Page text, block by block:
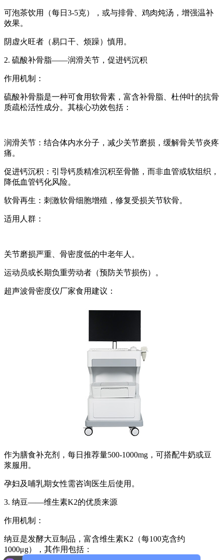
可泡茶饮用（每日3-5克），或与排骨、鸡肉炖汤，增强温补
效果。
阴虚火旺者（易口干、烦躁）慎用。
2. 硫酸补骨脂——润滑关节，促进钙沉积
作用机制：
硫酸补骨脂是一种可食用软骨素，富含补骨脂、杜仲叶的抗骨
质疏松活性成分。其核心功效包括：
润滑关节：结合体内水分子，减少关节磨损，缓解骨关节炎疼
痛。
促进钙沉积：引导钙质精准沉积至骨骼，而非血管或软组织，
降低血管钙化风险。
软骨再生：刺激软骨细胞增殖，修复受损关节软骨。
适用人群：
关节磨损严重、骨密度低的中老年人。
运动员或长期负重劳动者（预防关节损伤）。
超声波骨密度仪厂家食用建议：
作为膳食补充剂，每日推荐量500-1000mg，可搭配牛奶或豆
浆服用。
孕妇及哺乳期女性需咨询医生后使用。
3. 纳豆——维生素K2的优质来源
作用机制：
纳豆是发酵大豆制品，富含维生素K2（每100克含约
1000μg），其作用包括：可以介绍下你们的产品么？